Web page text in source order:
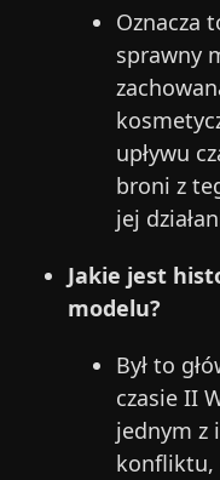
Oznacza
sprawny
upływu
broni z
jej
Jakie jest
modelu?
Był to
czasie II
jednym z
konfliktu,